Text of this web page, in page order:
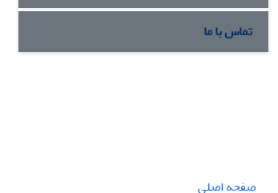
تماس با ما
صفحه اصلی